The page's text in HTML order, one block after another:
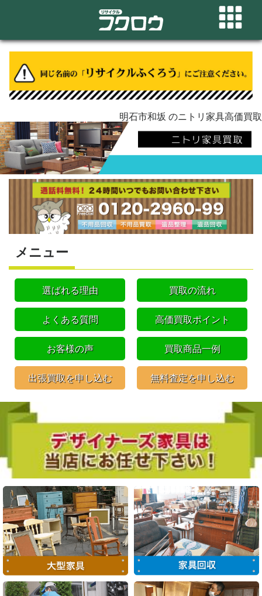
明石市和坂 のニトリ家具高価買取
メニュー
選ばれる理由 買取の流れ
よくある質問 高価買取ポイント
お客様の声 買取商品一例
出張買取を申し込む 無料査定を申し込む